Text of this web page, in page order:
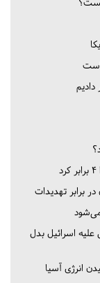
است
برابر تهدیدات
می‌شود
علیه اسرائیل بدل
انرژی آسیا